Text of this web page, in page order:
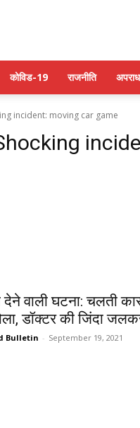
कोविड-19 राजनीति अपराध
incident: moving car game
वाली घटना: चलती
डॉक्टर की जिंदा
Bulletin - September 19, 2021